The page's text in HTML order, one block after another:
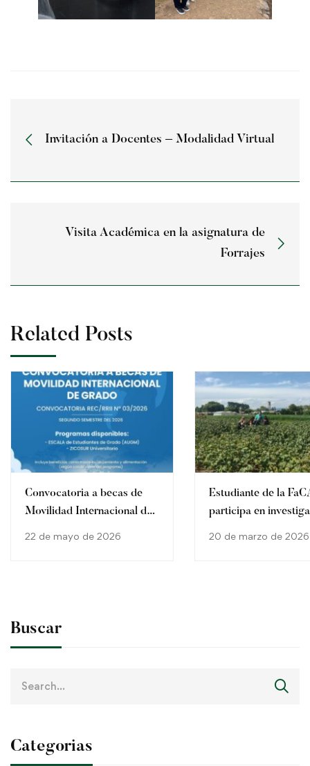
Invitación a Docentes – Modalidad Virtual
Visita Académica en la asignatura de
Forrajes
Related Posts
Convocatoria a becas de
Movilidad Internacional de
22 de mayo de 2026
Estudiante de la
participa en
20 de marzo de 2026
Buscar
Categorias